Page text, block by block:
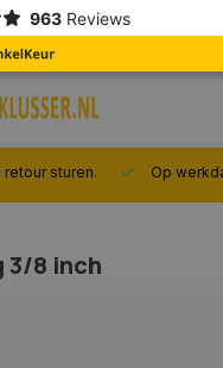
963 Reviews
sturen. Op
3/8 inch